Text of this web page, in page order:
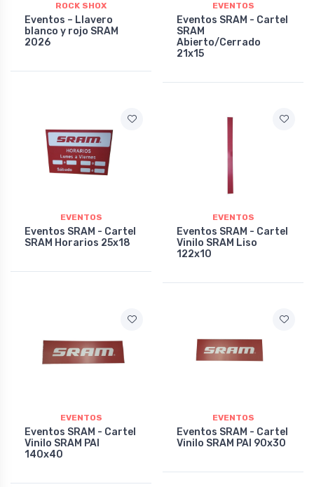
ROCK SHOX
Eventos – Llavero
blanco y rojo SRAM
2026
EVENTOS
Eventos SRAM - Cartel
SRAM
Abierto/Cerrado
21x15
EVENTOS
Eventos SRAM - Cartel
SRAM Horarios 25x18
EVENTOS
Eventos SRAM - Cartel
Vinilo SRAM Liso
122x10
EVENTOS
Eventos SRAM - Cartel
Vinilo SRAM PAI
140x40
EVENTOS
Eventos SRAM - Cartel
Vinilo SRAM PAI 90x30